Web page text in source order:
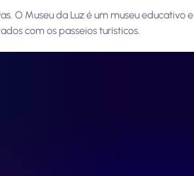
O Museu da Luz é um museu educativo e
com os passeios turísticos.